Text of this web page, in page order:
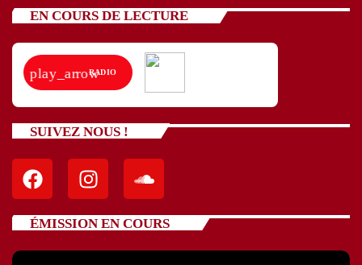
EN COURS DE LECTURE
play_arrowRADIO
SUIVEZ NOUS !
ÉMISSION EN COURS